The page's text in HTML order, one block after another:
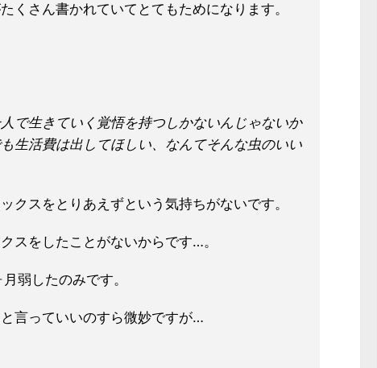
くさん書かれていてとてもためにな ります。
で生きていく覚悟を持つしかないん じゃないか
生活費は出してほしい、 なんてそんな虫のいい
クスをとりあえずという気持ちがないです。
スをしたことがないからです…。
弱したのみです。
言っていいのすら微妙ですが…